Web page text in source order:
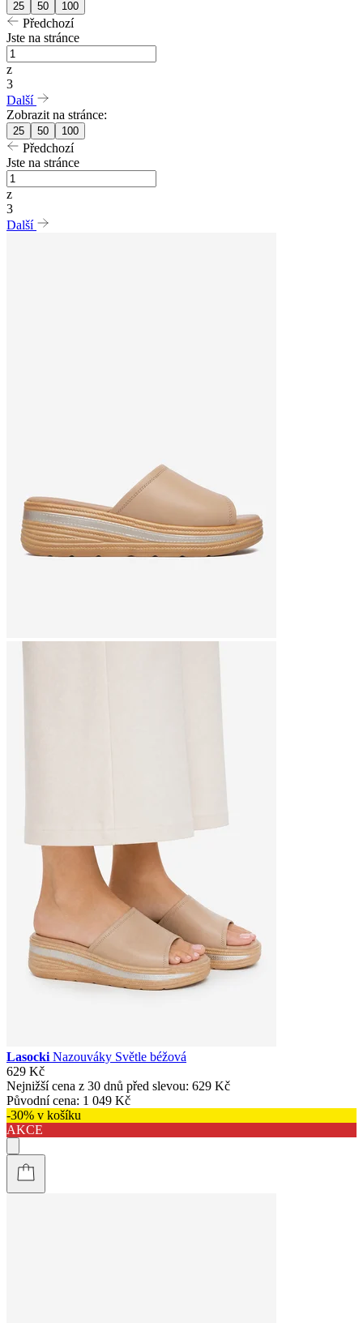
25 50 100
Předchozí
Jste na stránce
z
3
Další
Zobrazit na stránce:
25 50 100
Předchozí
Jste na stránce
z
3
Další
Lasocki Nazouváky Světle béžová
629 Kč
Nejnižší cena z 30 dnů před slevou: 629 Kč
Původní cena: 1 049 Kč
-30% v košíku
AKCE